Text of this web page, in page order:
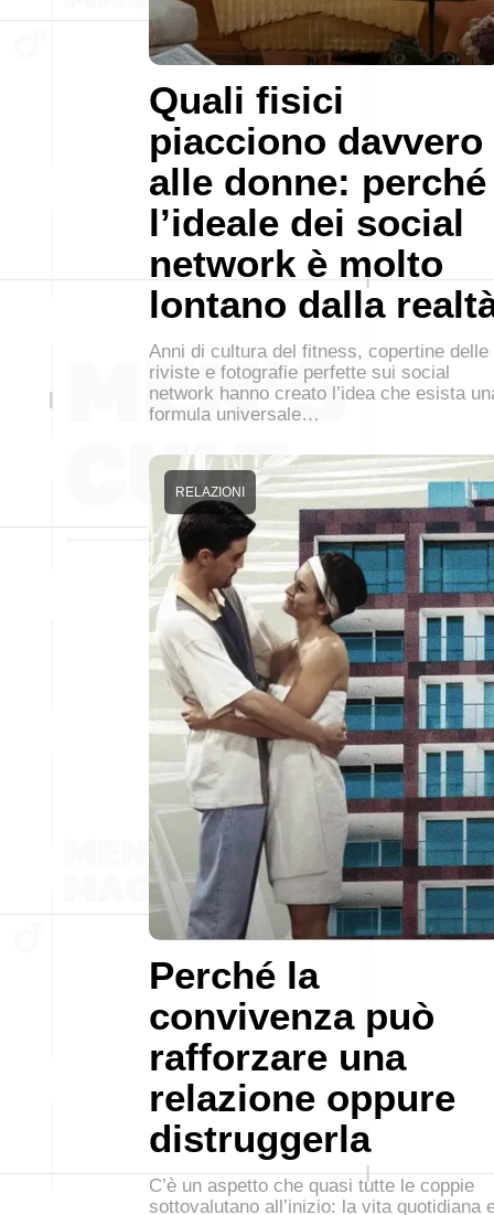
Quali fisici
piacciono davvero
alle donne: perché
l’ideale dei social
network è molto
lontano dalla
Anni di cultura del fitness, copertine delle
riviste e fotografie perfette sui social
network hanno creato l’idea che esista
formula universale…
Perché la
convivenza può
rafforzare una
relazione oppure
distruggerla
RELAZIONI
C’è un aspetto che quasi tutte le coppie
sottovalutano all’inizio: la vita quotidiana